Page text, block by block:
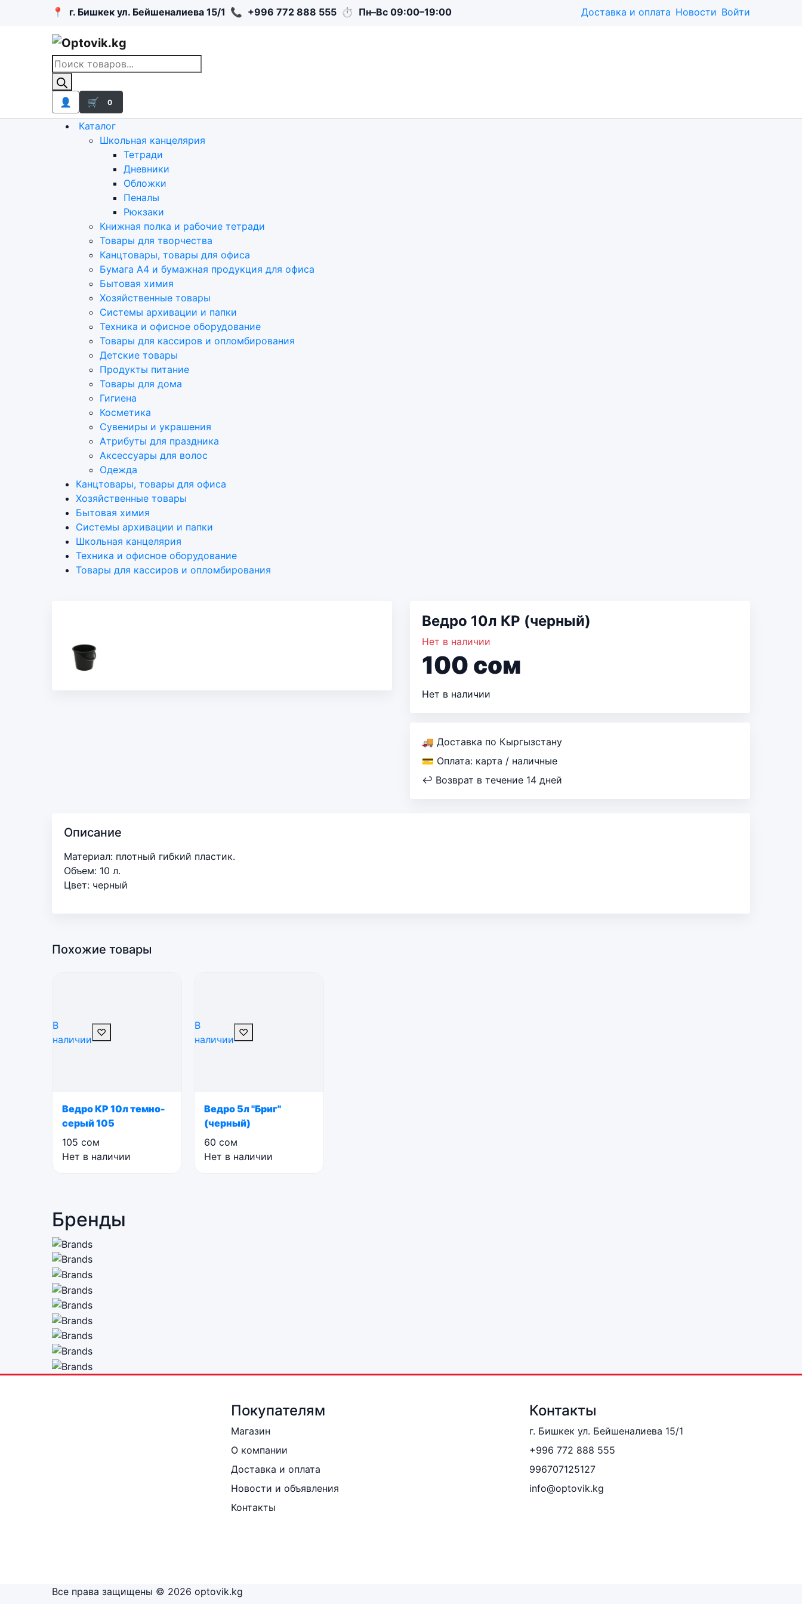
📍 г. Бишкек ул. Бейшеналиева 15/1 📞 +996 772 888 555 ⏱ Пн–Вс 09:00–19:00 Доставка и оплата Новости Войти
Поиск
товаров
👤 🛒 0
Каталог
Школьная канцелярия
Тетради
Дневники
Обложки
Пеналы
Рюкзаки
Книжная полка и рабочие тетради
Товары для творчества
Канцтовары, товары для офиса
Бумага А4 и бумажная продукция для офиса
Бытовая химия
Хозяйственные товары
Системы архивации и папки
Техника и офисное оборудование
Товары для кассиров и опломбирования
Детские товары
Продукты питание
Товары для дома
Гигиена
Косметика
Сувениры и украшения
Атрибуты для праздника
Аксеcсуары для волос
Одежда
Канцтовары, товары для офиса
Хозяйственные товары
Бытовая химия
Системы архивации и папки
Школьная канцелярия
Техника и офисное оборудование
Товары для кассиров и опломбирования
Ведро 10л КР (черный)
Нет в наличии
100 сом
Нет в наличии
🚚 Доставка по Кыргызстану
💳 Оплата: карта / наличные
↩ Возврат в течение 14 дней
Описание
Материал: плотный гибкий пластик.
Объем: 10 л.
Цвет: черный
Похожие товары
В
наличии
♡
Ведро КР 10л темно-
серый 105
105 сом
Нет в наличии
В
наличии
♡
Ведро 5л "Бриг"
(черный)
60 сом
Нет в наличии
Бренды
Покупателям
Магазин
О компании
Доставка и оплата
Новости и объявления
Контакты
Контакты
г. Бишкек ул. Бейшеналиева 15/1
+996 772 888 555
996707125127
info@optovik.kg
Все права защищены © 2026 optovik.kg